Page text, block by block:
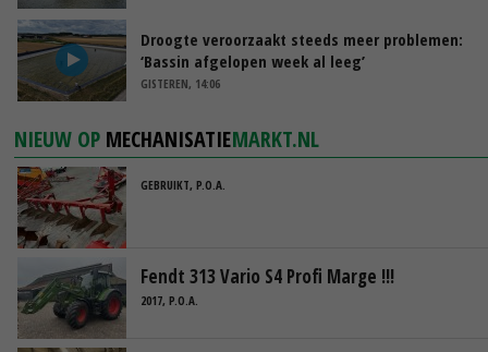
Droogte veroorzaakt steeds meer problemen:
‘Bassin afgelopen week al leeg’
GISTEREN, 14:06
NIEUW OP MECHANISATIEMARKT.NL
GEBRUIKT, P.O.A.
Fendt 313 Vario S4 Profi Marge !!!
2017, P.O.A.